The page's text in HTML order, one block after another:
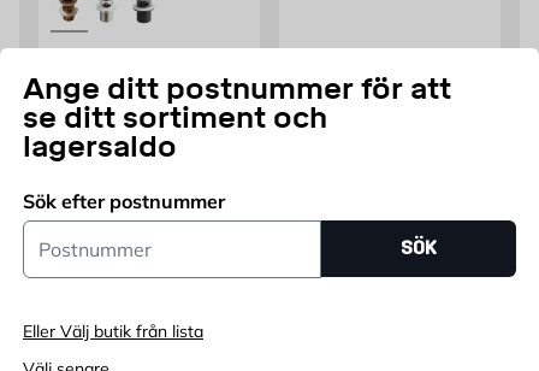
Ange ditt postnummer för att
se ditt sortiment och
lagersaldo
Sök efter postnummer
Postnummer
SÖK
Eller Välj butik från lista
Lägg i varukorg Lägg i varukorg